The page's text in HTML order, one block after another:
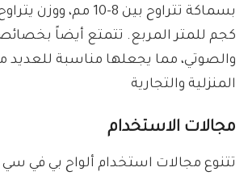
كجم للمتر المربع. تتمتع أيضاً
والصوتي، مما يجعلها مناسبة للعديد
المنزلية والتجارية
مجالات الاستخدام
تتنوع مجالات استخدام ألواح بي في